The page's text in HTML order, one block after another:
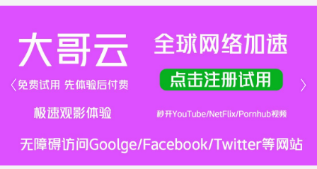

